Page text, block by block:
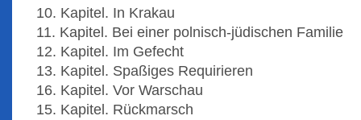
10. Kapitel. In Krakau
11. Kapitel. Bei einer polnisch-jüdischen Familie
12. Kapitel. Im Gefecht
13. Kapitel. Spaßiges Requirieren
16. Kapitel. Vor Warschau
15. Kapitel. Rückmarsch